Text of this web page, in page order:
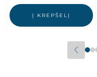
Į KREPŠELĮ